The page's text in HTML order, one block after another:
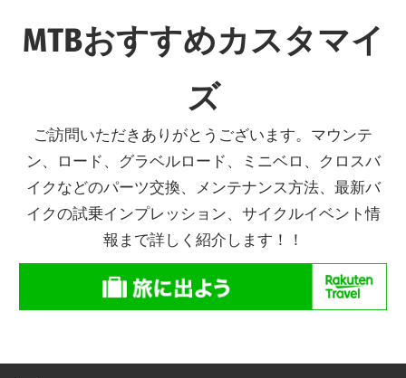
MTBおすすめカスタマイ
ズ
ご訪問いただきありがとうございます。マウンテ
ン、ロード、グラベルロード、ミニベロ、クロスバ
イクなどのパーツ交換、メンテナンス方法、最新バ
イクの試乗インプレッション、サイクルイベント情
報まで詳しく紹介します！！